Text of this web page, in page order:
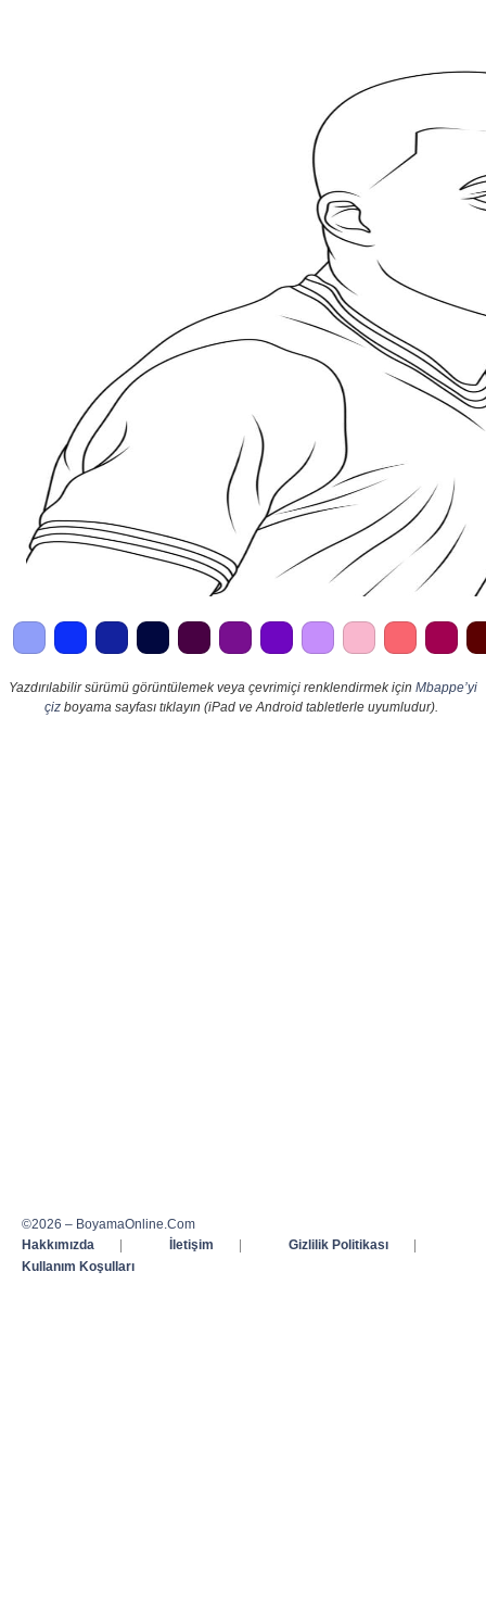
Yazdırılabilir sürümü görüntülemek veya çevrimiçi renklendirmek için Mbappe’yi
çiz boyama sayfası tıklayın (iPad ve Android tabletlerle uyumludur).
©2026 – BoyamaOnline.Com
Hakkımızda
| İletişim | Gizlilik Politikası
|
Kullanım Koşulları